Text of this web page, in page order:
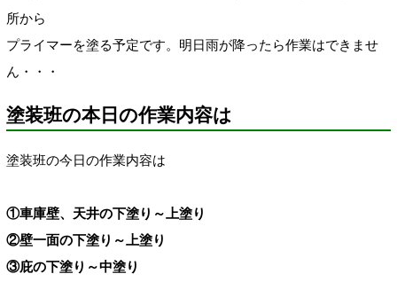
所から
プライマーを塗る予定です。明日雨が降ったら作業はできませ
ん・・・
塗装班の本日の作業内容は
塗装班の今日の作業内容は
①車庫壁、天井の下塗り～上塗り
②壁一面の下塗り～上塗り
③庇の下塗り～中塗り